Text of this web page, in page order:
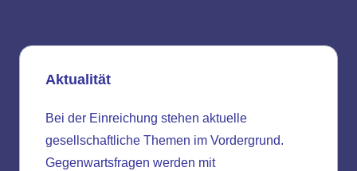
Aktualität
Bei der Einreichung stehen aktuelle
gesellschaftliche Themen im Vordergrund.
Gegenwartsfragen werden mit